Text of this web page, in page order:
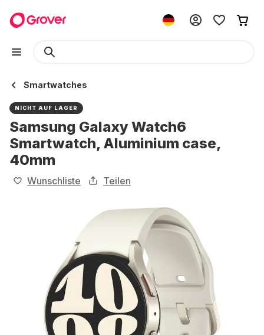
Smartwatches
NICHT AUF LAGER
Samsung Galaxy Watch6
Smartwatch, Aluminium case,
40mm
Wunschliste Teilen